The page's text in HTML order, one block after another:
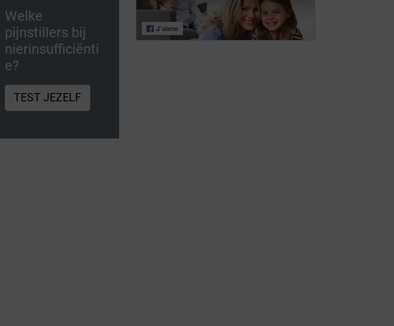
Welke
pijnstillers bij
nierinsufficiënti
e?
TEST JEZELF
Reis doorheen
de nierfunctie
Zorg goed voor
uw nieren